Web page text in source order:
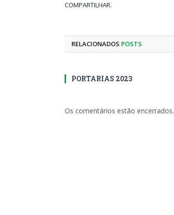
COMPARTILHAR.
RELACIONADOS POSTS
PORTARIAS 2023
Os comentários estão encerrados.